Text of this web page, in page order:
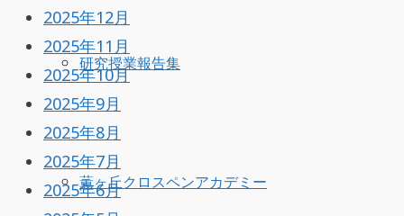
研究授業報告集
薫ヶ丘クロスペンアカデミー
2025年12月
2025年11月
2025年10月
2025年9月
2025年8月
2025年7月
2025年6月